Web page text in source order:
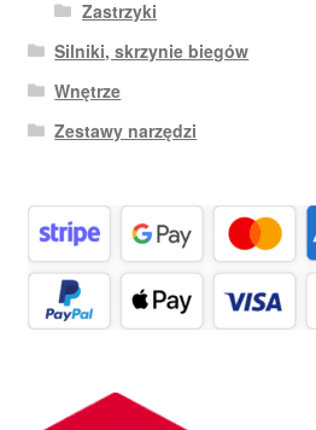
Zastrzyki
Silniki, skrzynie biegów
Wnętrze
Zestawy narzędzi